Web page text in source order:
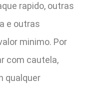
rapido, outras
e outras
minimo. Por
com cautela,
qualquer